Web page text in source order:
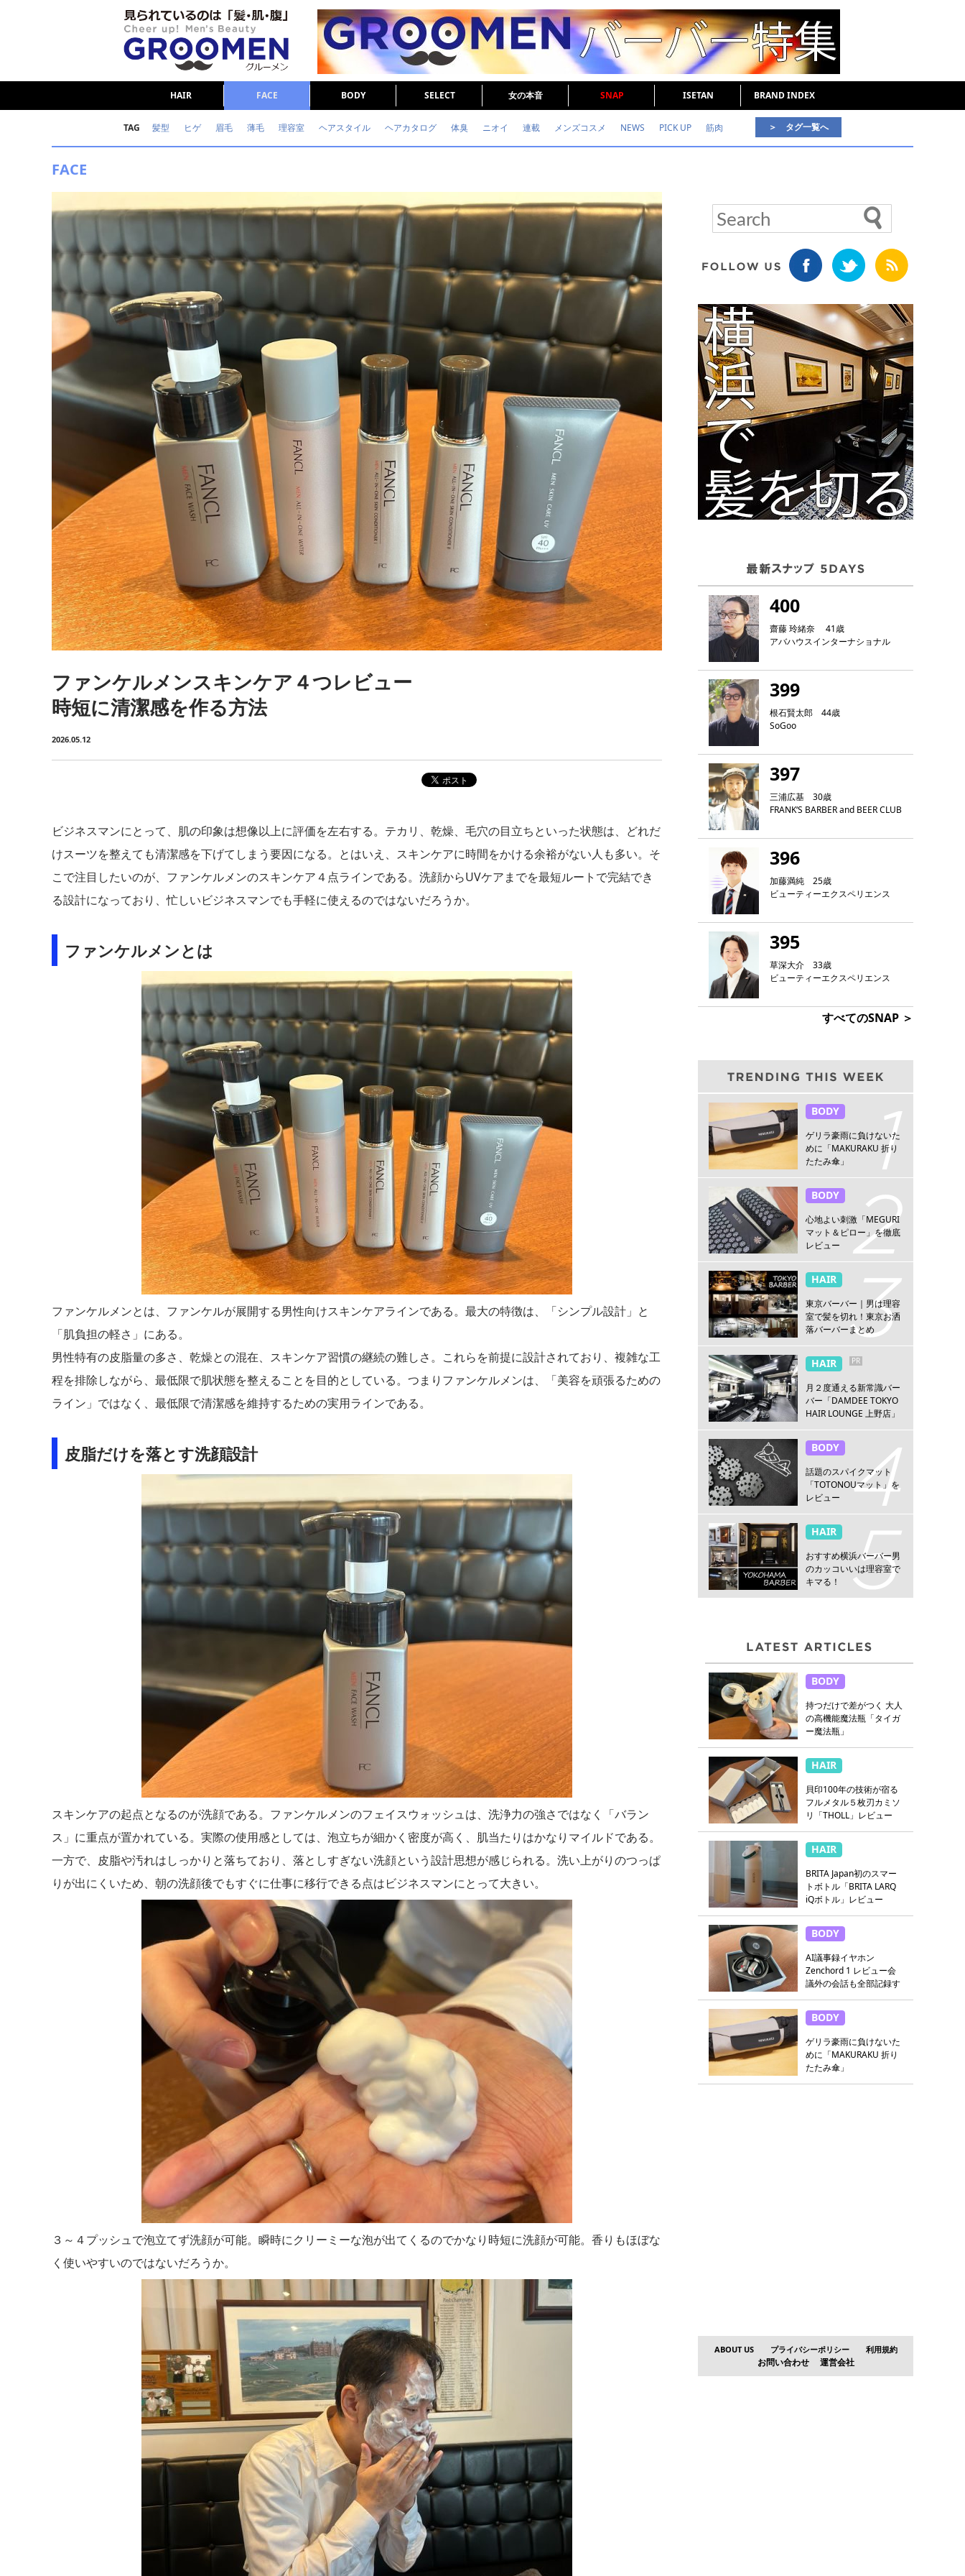
HAIR FACE BODY SELECT 女の本音 SNAP ISETAN BRAND INDEX
TAG 髪型 ヒゲ 眉毛 薄毛 理容室 ヘアスタイル ヘアカタログ 体臭 ニオイ 連載 メンズコスメ NEWS PICK UP 筋肉 ＞ タグ一覧へ
FACE
ファンケルメンスキンケア４つレビュー
時短に清潔感を作る方法
2026.05.12
ビジネスマンにとって、肌の印象は想像以上に評価を左右する。テカリ、乾燥、毛穴の目立ちといった状態は、どれだ
けスーツを整えても清潔感を下げてしまう要因になる。とはいえ、スキンケアに時間をかける余裕がない人も多い。そ
こで注目したいのが、ファンケルメンのスキンケア４点ラインである。洗顔からUVケアまでを最短ルートで完結でき
る設計になっており、忙しいビジネスマンでも手軽に使えるのではないだろうか。
ファンケルメンとは
ファンケルメンとは、 ファンケルが展開する男性向けスキンケアラインである。最大の特徴は、「シンプル設計」と
「肌負担の軽さ」にある。
男性特有の皮脂量の多さ、乾燥との混在、スキンケア習慣の継続の難しさ。これらを前提に設計されており、複雑な工
程を排除しながら、最低限で肌状態を整えることを目的としている。つまりファンケルメンは、「美容を頑張るための
ライン」ではなく、最低限で清潔感を維持するための実用ラインである。
皮脂だけを落とす洗顔設計
スキンケアの起点となるのが洗顔である。ファンケルメンのフェイスウォッシュは、洗浄力の強さではなく「バラン
ス」に重点が置かれている。実際の使用感としては、泡立ちが細かく密度が高く、肌当たりはかなりマイルドである。
一方で、皮脂や汚れはしっかりと落ちており、落としすぎない洗顔という設計思想が感じられる。洗い上がりのつっぱ
りが出にくいため、朝の洗顔後でもすぐに仕事に移行できる点はビジネスマンにとって大きい。
３～４プッシュで泡立てず洗顔が可能。瞬時にクリーミーな泡が出てくるのでかなり時短に洗顔が可能。香りもほぼな
く使いやすいのではないだろうか。
400
齋藤 玲緒奈 41歳
アバハウスインターナショナル
399
根石賢太郎 44歳
SoGoo
397
三浦広基 30歳
FRANK‘S BARBER and BEER CLUB
396
加藤満純 25歳
ビューティーエクスペリエンス
395
草深大介 33歳
ビューティーエクスペリエンス
すべてのSNAP ＞
BODY
ゲリラ豪雨に負けないた
めに「MAKURAKU 折り
たたみ傘」
BODY
心地よい刺激「MEGURI
マット＆ピロー」を徹底
レビュー
HAIR
東京バーバー｜男は理容
室で髪を切れ！東京お洒
落バーバーまとめ
HAIR PR
月２度通える新常識バー
バー「DAMDEE TOKYO
HAIR LOUNGE 上野店」
BODY
話題のスパイクマット
「TOTONOUマット」を
レビュー
HAIR
おすすめ横浜バーバー男
のカッコいいは理容室で
キマる！
BODY
持つだけで差がつく 大人
の高機能魔法瓶「タイガ
ー魔法瓶」
HAIR
貝印100年の技術が宿る
フルメタル５枚刃カミソ
リ「THOLL」レビュー
HAIR
BRITA Japan初のスマー
トボトル「BRITA LARQ
iQボトル」レビュー
BODY
AI議事録イヤホン
Zenchord 1 レビュー会
議外の会話も全部記録す
BODY
ゲリラ豪雨に負けないた
めに「MAKURAKU 折り
たたみ傘」
ABOUT US プライバシーポリシー 利用規約
お問い合わせ 運営会社